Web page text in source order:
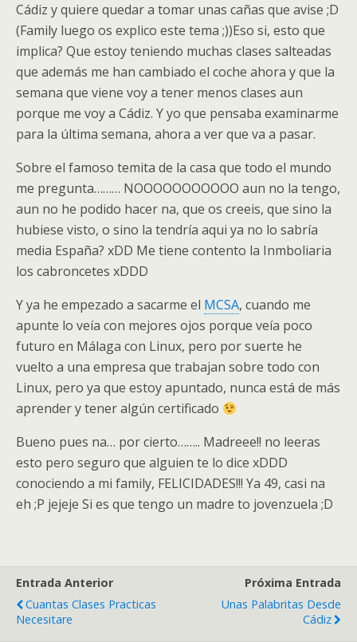
Cádiz y quiere quedar a tomar unas cañas que avise ;D
(Family luego os explico este tema ;))Eso si, esto que
implica? Que estoy teniendo muchas clases salteadas
que además me han cambiado el coche ahora y que la
semana que viene voy a tener menos clases aun
porque me voy a Cádiz. Y yo que pensaba examinarme
para la última semana, ahora a ver que va a pasar.
Sobre el famoso temita de la casa que todo el mundo
me pregunta……… NOOOOOOOOOOO aun no la tengo,
aun no he podido hacer na, que os creeis, que sino la
hubiese visto, o sino la tendría aqui ya no lo sabría
media España? xDD Me tiene contento la Inmboliaria
los cabroncetes xDDD
Y ya he empezado a sacarme el MCSA, cuando me
apunte lo veía con mejores ojos porque veía poco
futuro en Málaga con Linux, pero por suerte he
vuelto a una empresa que trabajan sobre todo con
Linux, pero ya que estoy apuntado, nunca está de más
aprender y tener algún certificado
Bueno pues na… por cierto…….. Madreee!! no leeras
esto pero seguro que alguien te lo dice xDDD
conociendo a mi family, FELICIDADES!!! Ya 49, casi na
eh ;P jejeje Si es que tengo un madre to jovenzuela ;D
Entrada Anterior
Cuantas Clases Practicas
Necesitare
Próxima Entrada
Unas Palabritas Desde
Cádiz